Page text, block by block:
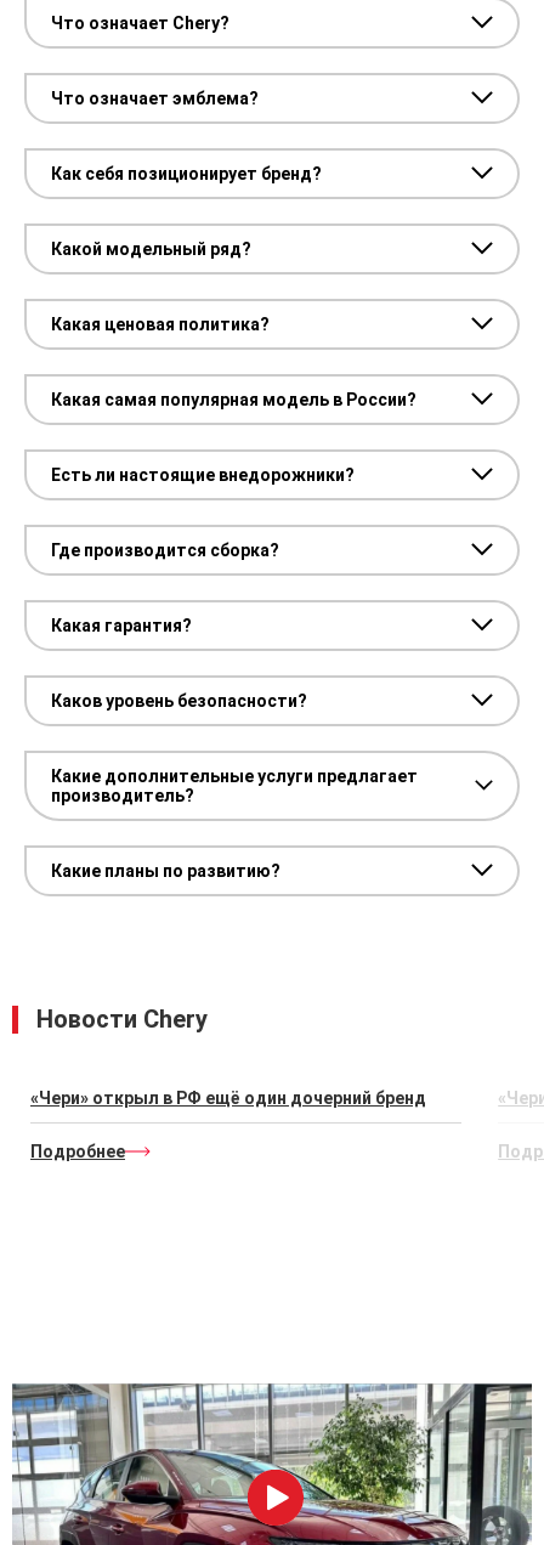
Что означает Chery?
Что означает эмблема?
Как себя позиционирует бренд?
Какой модельный ряд?
Какая ценовая политика?
Какая самая популярная модель в России?
Есть ли настоящие внедорожники?
Где производится сборка?
Какая гарантия?
Каков уровень безопасности?
Какие дополнительные услуги предлагает
производитель?
Какие планы по развитию?
Новости Chery
«Чери» открыл в РФ ещё один дочерний бренд
Подробнее